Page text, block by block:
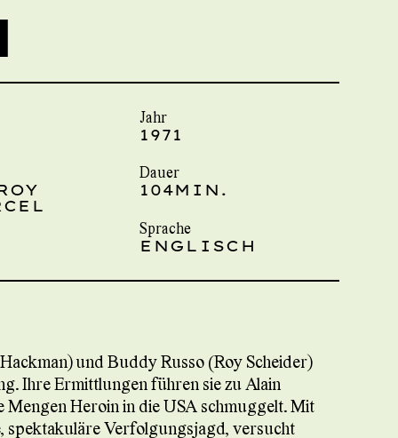
Jahr
1971
Dauer
104MIN.
Sprache
ENGLISCH
und Buddy Russo (Roy Scheider)
Ihre Ermittlungen führen sie zu Alain
Mengen Heroin in die USA schmuggelt. Mit
spektakuläre Verfolgungsjagd, versucht